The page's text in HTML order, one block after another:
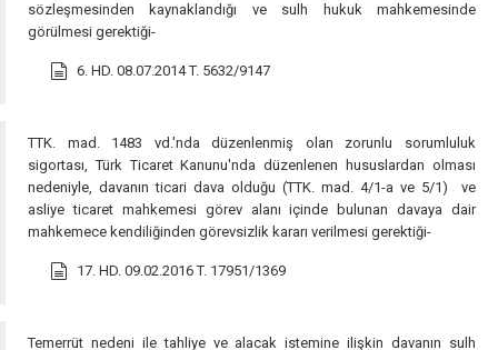
sözleşmesinden kaynaklandığı ve sulh hukuk mahkemesinde
görülmesi gerektiği-
6. HD. 08.07.2014 T. 5632/9147
TTK. mad. 1483 vd.'nda düzenlenmiş olan zorunlu sorumluluk
sigortası, Türk Ticaret Kanunu'nda düzenlenen hususlardan olması
nedeniyle, davanın ticari dava olduğu (TTK. mad. 4/1-a ve 5/1) ve
asliye ticaret mahkemesi görev alanı içinde bulunan davaya dair
mahkemece kendiliğinden görevsizlik kararı verilmesi gerektiği-
17. HD. 09.02.2016 T. 17951/1369
Temerrüt nedeni ile tahliye ve alacak istemine ilişkin davanın sulh